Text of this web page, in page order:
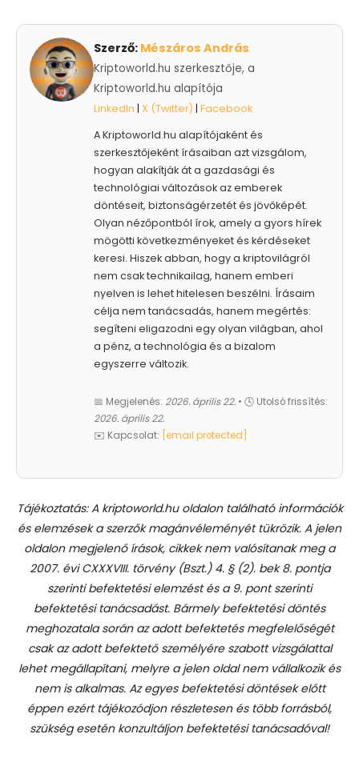
Szerző: Mészáros András
Kriptoworld.hu szerkesztője, a
Kriptoworld.hu alapítója
LinkedIn | X (Twitter) | Facebook
A Kriptoworld.hu alapítójaként és
szerkesztőjeként írásaiban azt vizsgálom,
hogyan alakítják át a gazdasági és
technológiai változások az emberek
döntéseit, biztonságérzetét és jövőképét.
Olyan nézőpontból írok, amely a gyors hírek
mögötti következményeket és kérdéseket
keresi. Hiszek abban, hogy a kriptovilágról
nem csak technikailag, hanem emberi
nyelven is lehet hitelesen beszélni. Írásaim
célja nem tanácsadás, hanem megértés:
segíteni eligazodni egy olyan világban, ahol
a pénz, a technológia és a bizalom
egyszerre változik.
📅 Megjelenés: 2026. április 22. • 🕓 Utolsó frissítés:
2026. április 22.
✉️ Kapcsolat:
[email protected]
Tájékoztatás: A kriptoworld.hu oldalon található információk
és elemzések a szerzők magánvéleményét tükrözik. A jelen
oldalon megjelenő írások, cikkek nem valósítanak meg a
2007. évi CXXXVIII. törvény (Bszt.) 4. § (2). bek 8. pontja
szerinti befektetési elemzést és a 9. pont szerinti
befektetési tanácsadást. Bármely befektetési döntés
meghozatala során az adott befektetés megfelelőségét
csak az adott befektető személyére szabott vizsgálattal
lehet megállapítani, melyre a jelen oldal nem vállalkozik és
nem is alkalmas. Az egyes befektetési döntések előtt
éppen ezért tájékozódjon részletesen és több forrásból,
szükség esetén konzultáljon befektetési tanácsadóval!